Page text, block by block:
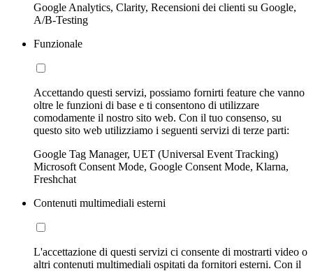
Google Analytics, Clarity, Recensioni dei clienti su Google,
A/B-Testing
Funzionale
Accettando questi servizi, possiamo fornirti feature che vanno
oltre le funzioni di base e ti consentono di utilizzare
comodamente il nostro sito web. Con il tuo consenso, su
questo sito web utilizziamo i seguenti servizi di terze parti:
Google Tag Manager, UET (Universal Event Tracking)
Microsoft Consent Mode, Google Consent Mode, Klarna,
Freshchat
Contenuti multimediali esterni
L'accettazione di questi servizi ci consente di mostrarti video o
altri contenuti multimediali ospitati da fornitori esterni. Con il